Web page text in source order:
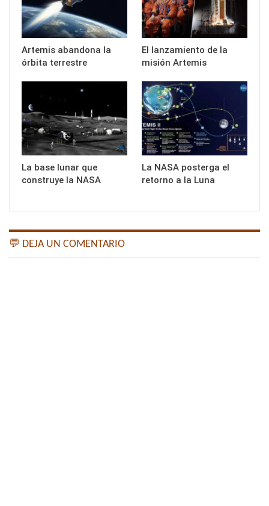
Artemis abandona la
órbita terrestre
El lanzamiento de la
misión Artemis
La base lunar que
construye la NASA
La NASA posterga el
retorno a la Luna
💬 DEJA UN COMENTARIO